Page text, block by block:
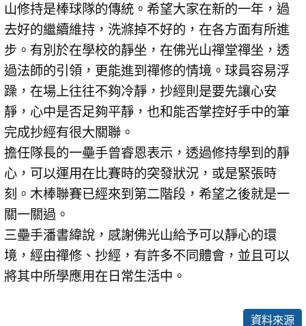
山修持是棒球隊的傳統。希望大家在新的一年，過
去好的繼續維持，洗滌掉不好的，在各方面有所進
步。有別於在學校的靜坐，在佛光山禪堂禪坐，透
過法師的引領，更能進到禪修的情境。球員容易浮
躁，在場上往往不夠冷靜，抄經則是要先讓心安
靜，心中是否足夠平靜，也和能否掌控好手中的筆
完成抄經有很大關聯。
擔任隊長的一壘手曾睿恩表示，透過修持學到的靜
心，可以運用在比賽時的突發狀況，或是緊張時
刻。木棒聯賽已經來到第二階段，希望之後就是一
關一關過。
三壘手潘書緯說，感謝佛光山給予可以靜心的環
境，經由禪修、抄經，有許多不同體會，並且可以
將其中所學應用在日常生活中。
資料來源